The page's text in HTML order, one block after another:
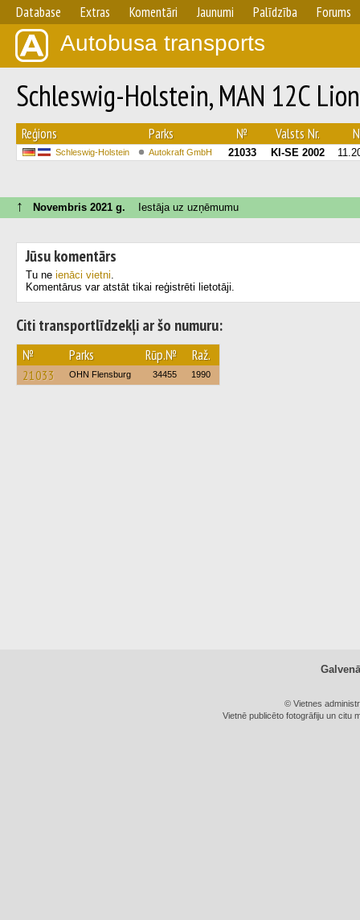
Database Extras Komentāri Jaunumi Palīdzība Forums
Autobusa transports
Schleswig-Holstein, MAN 12C
Reģions Parks № Valsts Nr.
Schleswig-Holstein Autokraft GmbH 21033 KI-SE 2002
↑ Novembris 2021 g. Iestāja uz uzņēmumu
Jūsu komentārs
Tu ne ienāci vietni.
Komentārus var atstāt tikai reģistrēti lietotāji.
Citi transportlīdzekļi ar šo numuru:
№ Parks Rūp.№ Raž.
21033 OHN Flensburg 34455 1990
© Vietnes
Vietnē publicēto fotogrāfiju un citu